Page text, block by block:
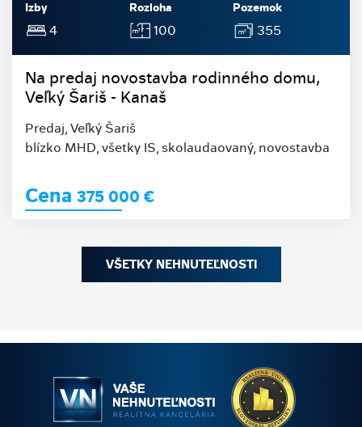
Izby
4
Rozloha
100
Pozemok
355
Na predaj novostavba rodinného domu,
Veľký Šariš - Kanaš
Predaj, Veľký Šariš
blízko MHD, všetky IS, skolaudaovaný, novostavba
Cena 375 000 €
VŠETKY NEHNUTEĽNOSTI